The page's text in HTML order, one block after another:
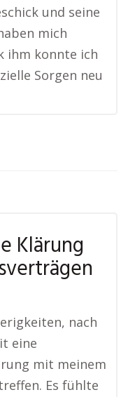
und seine
mich
ihm konnte ich
Sorgen neu
Klärung
nach
eine
mit meinem
Es fühlte